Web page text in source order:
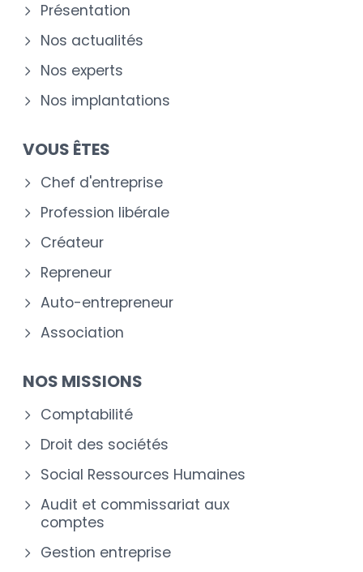
Présentation
Nos actualités
Nos experts
Nos implantations
VOUS ÊTES
Chef d'entreprise
Profession libérale
Créateur
Repreneur
Auto-entrepreneur
Association
NOS MISSIONS
Comptabilité
Droit des sociétés
Social Ressources Humaines
Audit et commissariat aux
comptes
Gestion entreprise